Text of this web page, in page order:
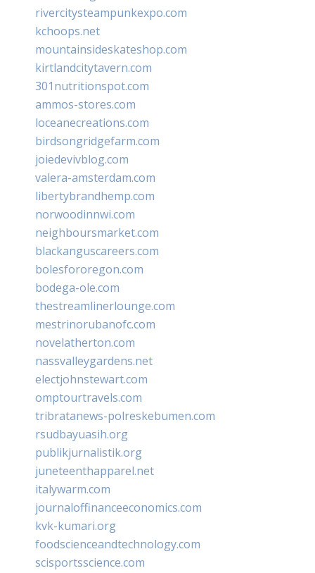
rivercitysteampunkexpo.com
kchoops.net
mountainsideskateshop.com
kirtlandcitytavern.com
301nutritionspot.com
ammos-stores.com
loceanecreations.com
birdsongridgefarm.com
joiedevivblog.com
valera-amsterdam.com
libertybrandhemp.com
norwoodinnwi.com
neighboursmarket.com
blackanguscareers.com
bolesfororegon.com
bodega-ole.com
thestreamlinerlounge.com
mestrinorubanofc.com
novelatherton.com
nassvalleygardens.net
electjohnstewart.com
omptourtravels.com
tribratanews-polreskebumen.com
rsudbayuasih.org
publikjurnalistik.org
juneteenthapparel.net
italywarm.com
journaloffinanceeconomics.com
kvk-kumari.org
foodscienceandtechnology.com
scisportsscience.com